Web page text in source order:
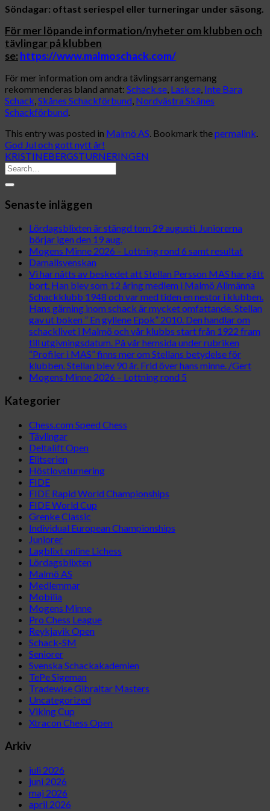
Söndagar: oftast seriespel eller turneringar under säsong.
För mer löpande information/nyheter om klubben och
tävlingar på klubben
se: https://www.malmoschack.com/
För mer information om andra tävlingsarrangemang
rekommenderas bland annat: Schack.se, Lask.se, Inte Bara
Schack,Skånes Schackförbund, Nordvästra Skånes
Schackförbund.
This entry was posted in Malmö AS. Bookmark thepermalink.
God Jul och gott nytt år!
KRISTINEBERGSTURNERINGEN
Senaste inläggen
Lördagsblixten är stängd tom 29 augusti. Juniorerna
börjar igen den 19 aug.
Mogens Minne 2026 – Lottning rond 6 samt resultat
Damallsvenskan
Vi har nåtts av beskedet att Stellan Persson MAS har gått
bort. Han blev som 12 åring medlem i Malmö Allmänna
Schackklubb 1948 och var med tiden en nestor i klubben.
Hans gärning inom schack är mycket omfattande. Stellan
gav ut boken ” En gyllene Epok” 2010. Den handlar om
schacklivet i Malmö och vår klubbs start från 1922 fram
till utgivningsdatum. På vår hemsida under rubriken
“Profiler i MAS” finns mer om Stellans betydelse för
klubben. Stellan blev 90 år. Frid över hans minne. /Gert
Mogens Minne 2026 – Lottning rond 5
Kategorier
Chess.com Speed Chess
Tävlingar
Deltalift Open
Elitserien
Höstlovsturnering
FIDE
FIDE Rapid World Championships
FIDE World Cup
Grenke Classic
Individual European Championships
Juniorer
Lagblixt online Lichess
Lördagsblixten
Malmö AS
Medlemmar
Mobilia
Mogens Minne
Pro Chess League
Reykjavik Open
Schack-SM
Seniorer
Svenska Schackakademien
TePe Sigeman
Tradewise Gibraltar Masters
Uncategorized
Viking Cup
Xtracon Chess Open
Arkiv
juli 2026
juni 2026
maj 2026
april 2026